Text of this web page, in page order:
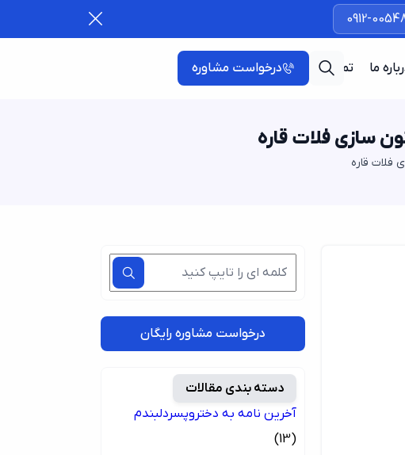
0912-
ما تماس با ما درخواست مشاوره
سازی فلات قاره
فلات قاره
درخواست مشاوره رایگان
دسته بندی مقالات
آخرین نامه به دختروپسردلبندم
(13)